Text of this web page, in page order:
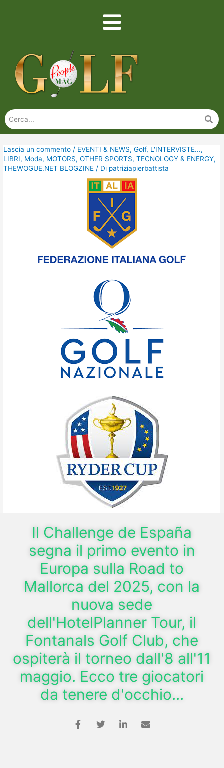
Lascia un commento / EVENTI & NEWS,Golf, L'INTERVISTE...,
LIBRI, Moda, MOTORS,OTHER SPORTS,TECNOLOGY & ENERGY,
THEWOGUE.NET BLOGZINE / Di patriziapierbattista
Il Challenge de España
segna il primo evento in
Europa sulla Road to
Mallorca del 2025, con la
nuova sede
dell'HotelPlanner Tour, il
Fontanals Golf Club, che
ospiterà il torneo dall'8 all'11
maggio. Ecco tre giocatori
da tenere d'occhio...